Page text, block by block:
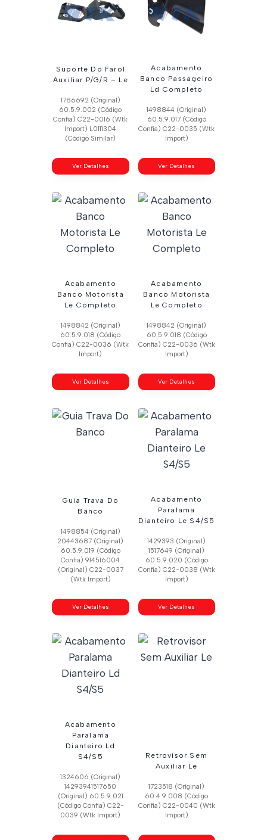
Suporte Do Farol
Auxiliar P/G/R – Le
1786692 (Original)
60.5.9.002 (Código
Confia) C22-0016 (Wtk
Import) L0111304
(Código Similar)
Ver Detalhes
Acabamento
Banco Passageiro
Ld Completo
1498844 (Original)
60.5.9.017 (Código
Confia) C22-0035 (Wtk
Import)
Ver Detalhes
Acabamento
Banco Motorista
Le Completo
1498842 (Original)
60.5.9.018 (Código
Confia) C22-0036 (Wtk
Import)
Ver Detalhes
Acabamento
Banco Motorista
Le Completo
1498842 (Original)
60.5.9.018 (Código
Confia) C22-0036 (Wtk
Import)
Ver Detalhes
Guia Trava Do
Banco
1498854 (Original)
20443687 (Original)
60.5.9.019 (Código
Confia) 914516004
(Original) C22-0037
(Wtk Import)
Ver Detalhes
Acabamento
Paralama
Dianteiro Le S4/S5
1429393 (Original)
1517649 (Original)
60.5.9.020 (Código
Confia) C22-0038 (Wtk
Import)
Ver Detalhes
Acabamento
Paralama
Dianteiro Ld
S4/S5
1324606 (Original)
14293941517650
(Original) 60.5.9.021
(Código Confia) C22-
0039 (Wtk Import)
Retrovisor Sem
Auxiliar Le
1723518 (Original)
60.4.9.008 (Código
Confia) C22-0040 (Wtk
Import)